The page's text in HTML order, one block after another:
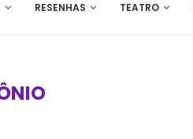
RESENHAS TEATRO